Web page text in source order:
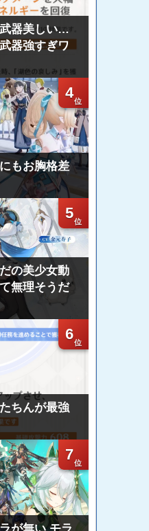
武器美しい…
器強すぎワ
4
もお胸格差
5
の美少女動
無理そうだ
6
ちんが最強
7
が無い モラ